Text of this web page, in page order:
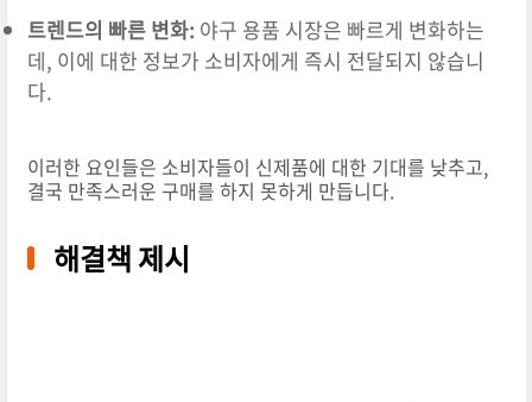
트렌드의 빠른 변화: 야구 용품 시장은 빠르게 변화하는
데, 이에 대한 정보가 소비자에게 즉시 전달되지 않습니
다.
이러한 요인들은 소비자들이 신제품에 대한 기대를 낮추고,
결국 만족스러운 구매를 하지 못하게 만듭니다.
해결책 제시